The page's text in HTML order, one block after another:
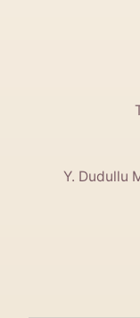
Y. Dudullu